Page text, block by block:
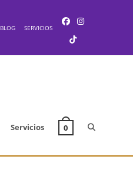
BLOG SERVICIOS
Servicios 0 Alternar